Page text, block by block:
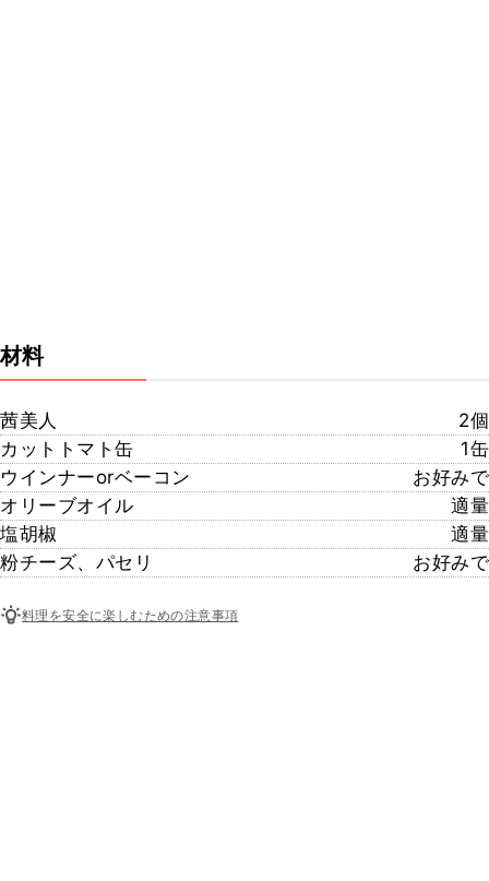
材料
茜美人
2個
カットトマト缶
1缶
ウインナーorベーコン
お好みで
オリーブオイル
適量
塩胡椒
適量
粉チーズ、パセリ
お好みで
料理を安全に楽しむための注意事項